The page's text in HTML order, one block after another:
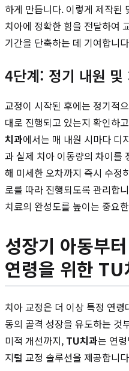
하게 만듭니다. 이렇게 제작된
치아에 정확한 힘을 전달하여
기간을 단축하는 데 기여합니
4단계: 정기 내원 및
교정이 시작된 후에는 정기적
대로 진행되고 있는지 확인하
치과에서는 매 내원 시마다 디
과 실제 치아 이동량의 차이를
해 미세한 오차까지 즉시 수정
로를 따라 진행되도록 관리합
치료의 완성도를 높이는 중요
성장기 아동부
연령을 위한 TU
치아 교정은 더 이상 특정 연
동의 골격 성장을 유도하는 것
미적 개선까지, TU치과는 연
지털 교정 솔루션을 제공합니